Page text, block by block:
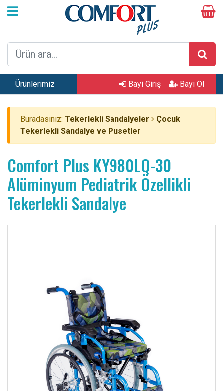
Ürünlerimiz Bayi Giriş Bayi Ol
Buradasınız: Tekerlekli Sandalyeler
Çocuk
Tekerlekli Sandalye ve Pusetler
Comfort Plus KY980LQ-30
Alüminyum Pediatrik Özellikli
Tekerlekli Sandalye